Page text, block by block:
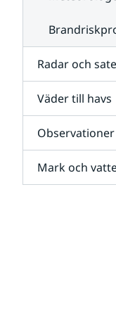
Radar och
Väder till havs
Observationer
Mark och